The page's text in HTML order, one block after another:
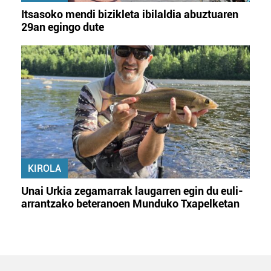
Itsasoko mendi bizikleta ibilaldia abuztuaren
29an egingo dute
KIROLA
Unai Urkia zegamarrak laugarren egin du euli-
arrantzako beteranoen Munduko Txapelketan